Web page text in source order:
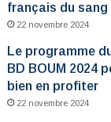
français du sang
22 novembre 2024
Le programme
BD BOUM 2024
bien en profiter
22 novembre 2024